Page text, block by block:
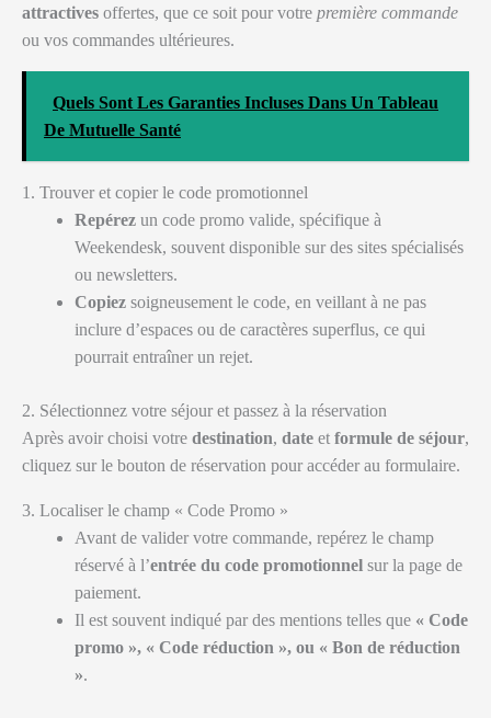
attractives offertes, que ce soit pour votre première commande
ou vos commandes ultérieures.
Quels Sont Les Garanties Incluses Dans Un Tableau
De Mutuelle Santé
1. Trouver et copier le code promotionnel
Repérez un code promo valide, spécifique à
Weekendesk, souvent disponible sur des sites spécialisés
ou newsletters.
Copiez soigneusement le code, en veillant à ne pas
inclure d’espaces ou de caractères superflus, ce qui
pourrait entraîner un rejet.
2. Sélectionnez votre séjour et passez à la réservation
Après avoir choisi votre destination, date et formule de séjour,
cliquez sur le bouton de réservation pour accéder au formulaire.
3. Localiser le champ « Code Promo »
Avant de valider votre commande, repérez le champ
réservé à l’entrée du code promotionnel sur la page de
paiement.
Il est souvent indiqué par des mentions telles que « Code
promo », « Code réduction », ou « Bon de réduction
».